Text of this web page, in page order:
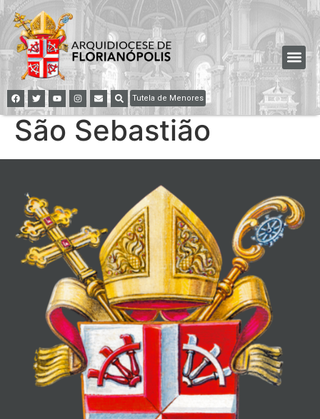
Tutela de Menores
São Sebastião